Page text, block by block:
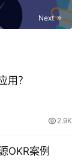
Next
用？
2.9K
OKR案例